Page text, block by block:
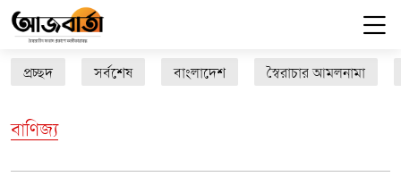
প্রচ্ছদ সর্বশেষ বাংলাদেশ স্বৈরাচার আমলনামা
বাণিজ্য